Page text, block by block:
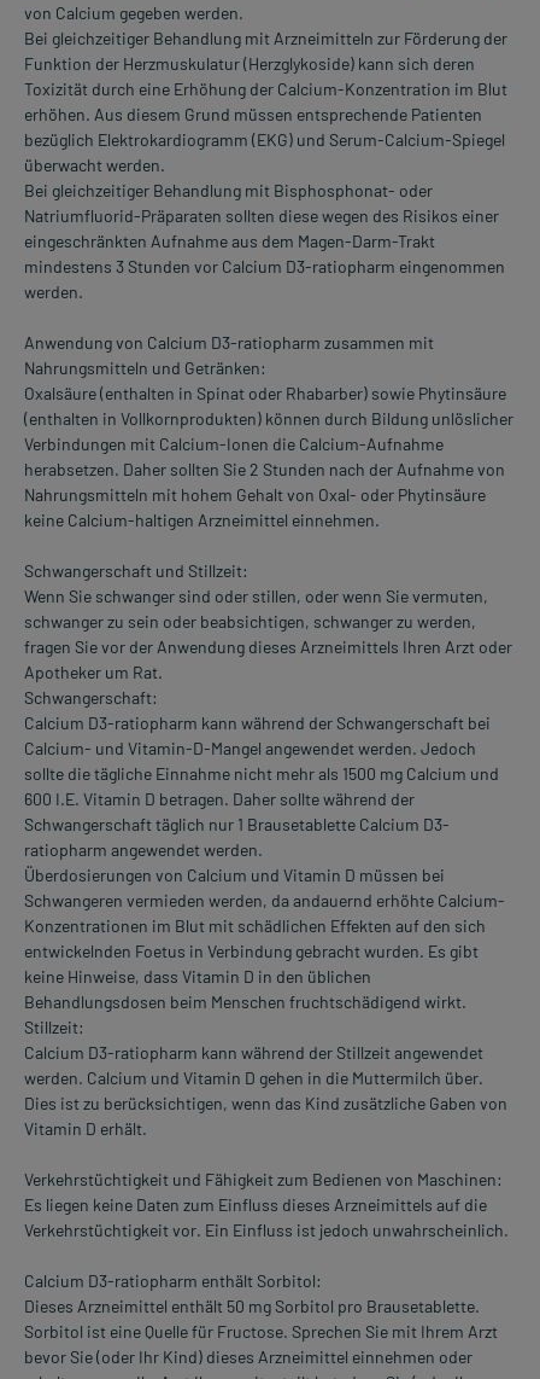
von Calcium gegeben werden.
Bei gleichzeitiger Behandlung mit Arzneimitteln zur Förderung der
Funktion der Herzmuskulatur (Herzglykoside) kann sich deren
Toxizität durch eine Erhöhung der Calcium-Konzentration im Blut
erhöhen. Aus diesem Grund müssen entsprechende Patienten
bezüglich Elektrokardiogramm (EKG) und Serum-Calcium-Spiegel
überwacht werden.
Bei gleichzeitiger Behandlung mit Bisphosphonat- oder
Natriumfluorid-Präparaten sollten diese wegen des Risikos einer
eingeschränkten Aufnahme aus dem Magen-Darm-Trakt
mindestens 3 Stunden vor Calcium D3-ratiopharm eingenommen
werden.
Anwendung von Calcium D3-ratiopharm zusammen mit
Nahrungsmitteln und Getränken:
Oxalsäure (enthalten in Spinat oder Rhabarber) sowie Phytinsäure
(enthalten in Vollkornprodukten) können durch Bildung unlöslicher
Verbindungen mit Calcium-Ionen die Calcium-Aufnahme
herabsetzen. Daher sollten Sie 2 Stunden nach der Aufnahme von
Nahrungsmitteln mit hohem Gehalt von Oxal- oder Phytinsäure
keine Calcium-haltigen Arzneimittel einnehmen.
Schwangerschaft und Stillzeit:
Wenn Sie schwanger sind oder stillen, oder wenn Sie vermuten,
schwanger zu sein oder beabsichtigen, schwanger zu werden,
fragen Sie vor der Anwendung dieses Arzneimittels Ihren Arzt oder
Apotheker um Rat.
Schwangerschaft:
Calcium D3-ratiopharm kann während der Schwangerschaft bei
Calcium- und Vitamin-D-Mangel angewendet werden. Jedoch
sollte die tägliche Einnahme nicht mehr als 1500 mg Calcium und
600 I.E. Vitamin D betragen. Daher sollte während der
Schwangerschaft täglich nur 1 Brausetablette Calcium D3-
ratiopharm angewendet werden.
Überdosierungen von Calcium und Vitamin D müssen bei
Schwangeren vermieden werden, da andauernd erhöhte Calcium-
Konzentrationen im Blut mit schädlichen Effekten auf den sich
entwickelnden Foetus in Verbindung gebracht wurden. Es gibt
keine Hinweise, dass Vitamin D in den üblichen
Behandlungsdosen beim Menschen fruchtschädigend wirkt.
Stillzeit:
Calcium D3-ratiopharm kann während der Stillzeit angewendet
werden. Calcium und Vitamin D gehen in die Muttermilch über.
Dies ist zu berücksichtigen, wenn das Kind zusätzliche Gaben von
Vitamin D erhält.
Verkehrstüchtigkeit und Fähigkeit zum Bedienen von Maschinen:
Es liegen keine Daten zum Einfluss dieses Arzneimittels auf die
Verkehrstüchtigkeit vor. Ein Einfluss ist jedoch unwahrscheinlich.
Calcium D3-ratiopharm enthält Sorbitol:
Dieses Arzneimittel enthält 50 mg Sorbitol pro Brausetablette.
Sorbitol ist eine Quelle für Fructose. Sprechen Sie mit Ihrem Arzt
bevor Sie (oder Ihr Kind) dieses Arzneimittel einnehmen oder